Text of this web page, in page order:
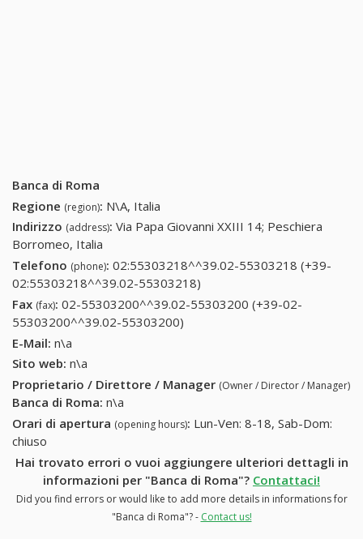
Banca di Roma
Regione (region): N\A, Italia
Indirizzo (address): Via Papa Giovanni XXIII 14; Peschiera
Borromeo, Italia
Telefono (phone): 02:55303218^^39.02-55303218 (+39-
02:55303218^^39.02-55303218)
55303218 (+39-
Fax (fax): 02-55303200^^39.02-55303200 (+39-02-
55303200^^39.02-55303200)
E-Mail: n\a
Sito web: n\a
Proprietario / Direttore / Manager (Owner / Director / Manager)
Banca di Roma: n\a
Orari di apertura (opening hours): Lun-Ven: 8-18, Sab-Dom:
chiuso
Hai trovato errori o vuoi aggiungere ulteriori dettagli in
informazioni per "Banca di Roma"? Contattaci!
Did you find errors or would like to add more details in informations for
"Banca di Roma"? - Contact us!